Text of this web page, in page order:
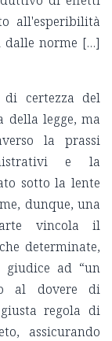
all'esperibilità
dalle norme […]
certezza del
della legge, ma
la prassi
e la
sotto la lente
dunque, una
vincola il
determinate,
giudice ad “un
al dovere di
regola di
assicurando